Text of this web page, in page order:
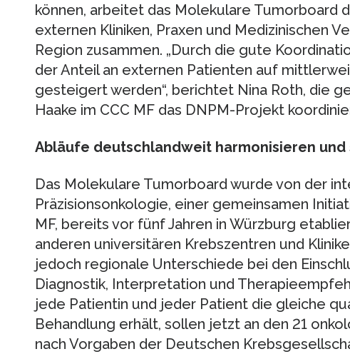
können, arbeitet das Molekulare Tumorboard
externen Kliniken, Praxen und Medizinischen
Region zusammen. „Durch die gute
der Anteil an externen Patienten auf
gesteigert werden“, berichtet Nina Roth, die
Haake im CCC MF das DNPM-Projekt
Abläufe deutschlandweit harmonisieren
Das Molekulare Tumorboard wurde von der
Präzisionsonkologie, einer gemeinsamen
MF, bereits vor fünf Jahren in Würzburg
anderen universitären Krebszentren und
jedoch regionale Unterschiede bei den
Diagnostik, Interpretation und
jede Patientin und jeder Patient die gleiche
Behandlung erhält, sollen jetzt an den 21
nach Vorgaben der Deutschen